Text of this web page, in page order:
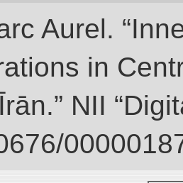
Aurel.
in
NII